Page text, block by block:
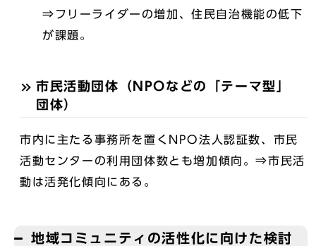
⇒フリーライダーの増加、住民自治機能の低下
が課題。
市民活動団体（NPOなどの「テーマ型」
団体）
市内に主たる事務所を置くNPO法人認証数、市民
活動センターの利用団体数とも増加傾向。⇒市民活
動は活発化傾向にある。
地域コミュニティの活性化に向けた検討